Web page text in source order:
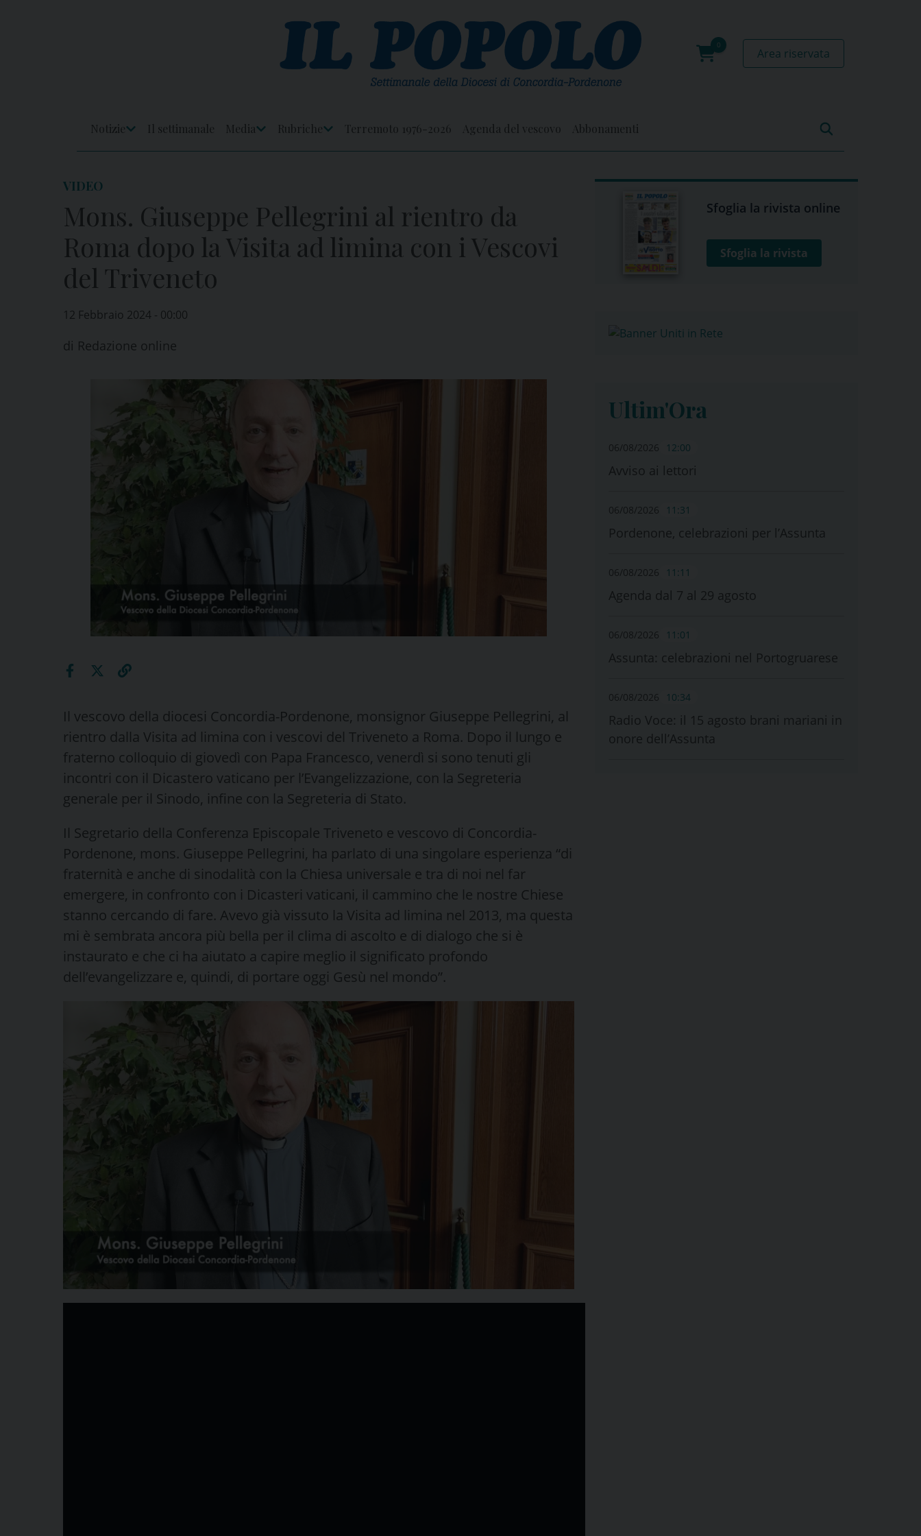
0
Area riservata
Notizie
Il settimanale
Media
Rubriche
Terremoto 1976-2026 Agenda del vescovo Abbonamenti
VIDEO
Mons. Giuseppe Pellegrini al rientro da
Roma dopo la Visita ad limina con i Vescovi
del Triveneto
12 Febbraio 2024 - 00:00
di Redazione online
Il vescovo della diocesi Concordia-Pordenone, monsignor Giuseppe Pellegrini, al
rientro dalla Visita ad limina con i vescovi del Triveneto a Roma. Dopo il lungo e
fraterno colloquio di giovedì con Papa Francesco, venerdì si sono tenuti gli
incontri con il Dicastero vaticano per l’Evangelizzazione, con la Segreteria
generale per il Sinodo, infine con la Segreteria di Stato.
Il Segretario della Conferenza Episcopale Triveneto e vescovo di Concordia-
Pordenone, mons. Giuseppe Pellegrini, ha parlato di una singolare esperienza “di
fraternità e anche di sinodalità con la Chiesa universale e tra di noi nel far
emergere, in confronto con i Dicasteri vaticani, il cammino che le nostre Chiese
stanno cercando di fare. Avevo già vissuto la Visita ad limina nel 2013, ma questa
mi è sembrata ancora più bella per il clima di ascolto e di dialogo che si è
instaurato e che ci ha aiutato a capire meglio il significato profondo
dell’evangelizzare e, quindi, di portare oggi Gesù nel mondo”.
Sfoglia la rivista online
Sfoglia la rivista
Ultim'Ora
06/08/2026 12:00
Avviso ai lettori
06/08/2026 11:31
Pordenone, celebrazioni per l’Assunta
06/08/2026 11:11
Agenda dal 7 al 29 agosto
06/08/2026 11:01
Assunta: celebrazioni nel Portogruarese
06/08/2026 10:34
Radio Voce: il 15 agosto brani mariani in
onore dell’Assunta